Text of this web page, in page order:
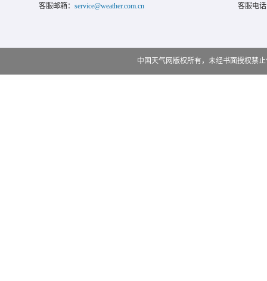
客服邮箱： service@weather.com.cn 客服电
中国天气网版权所有，未经书面授权